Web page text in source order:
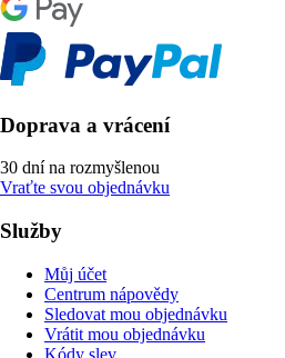
Doprava a vrácení
30 dní na rozmyšlenou
Vraťte svou objednávku
Služby
Můj účet
Centrum nápovědy
Sledovat mou objednávku
Vrátit mou objednávku
Kódy slev